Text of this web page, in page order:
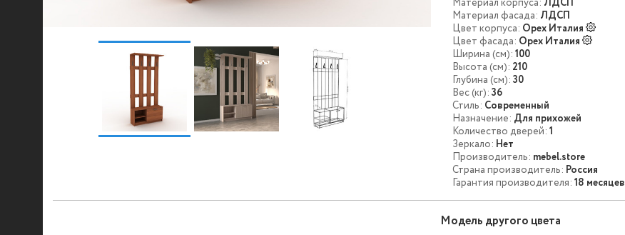
© 2021-2026 mebel.store
Материал корпуса: ЛДСП
Материал фасада: ЛДСП
Цвет корпуса: Орех Италия
Цвет фасада: Орех Италия
Ширина (см): 100
Высота (см): 210
Глубина (см): 30
Вес (кг): 36
Стиль: Современный
Назначение: Для прихожей
Количество дверей: 1
Зеркало: Нет
Производитель: mebel.store
Страна производитель: Россия
Гарантия производителя: 18 месяцев
Модель другого цвета